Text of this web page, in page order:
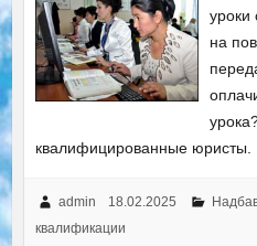
уроки
на
квалифицированные юристы.
admin 18.02.2025
квалификации